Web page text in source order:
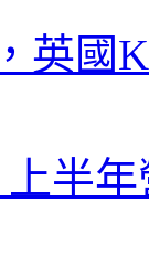
英國
半